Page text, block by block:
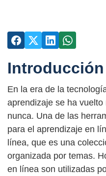
Introducción
En la era de la
aprendizaje se ha
nunca. Una de las
para el aprendizaje en
línea, que es una
organizada por temas.
en línea son utilizadas